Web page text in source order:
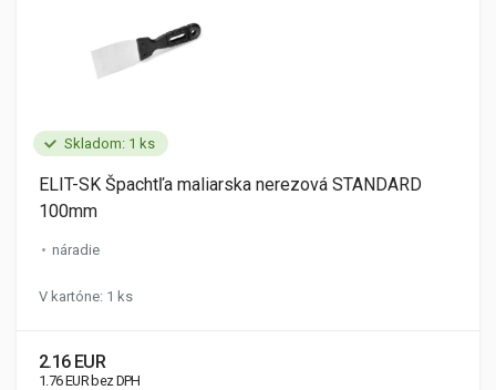
Skladom: 1 ks
ELIT-SK Špachtľa maliarska nerezová STANDARD
100mm
náradie
V kartóne: 1 ks
2.16 EUR
1.76 EUR bez DPH